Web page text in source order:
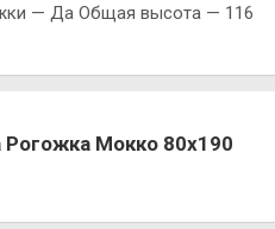
— Да Общая высота — 116
Рогожка Мокко 80х190